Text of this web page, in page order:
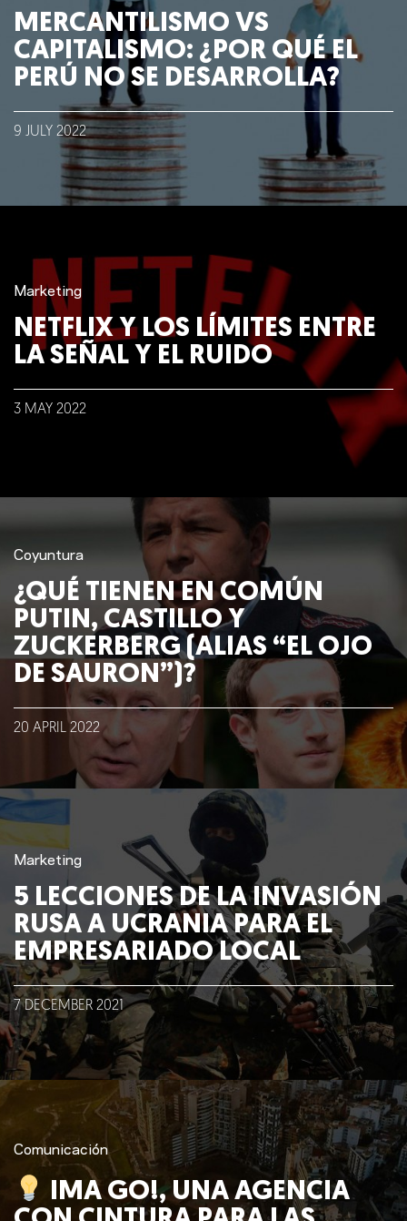
Nosotros
Clientes
Blog
Talento
Conversemos
MERCANTILISMO VS
CAPITALISMO: ¿POR QUÉ EL
PERÚ NO SE DESARROLLA?
9 JULY 2022
Marketing
NETFLIX Y LOS LÍMITES ENTRE
LA SEÑAL Y EL RUIDO
3 MAY 2022
Coyuntura
¿QUÉ TIENEN EN COMÚN
PUTIN, CASTILLO Y
ZUCKERBERG (ALIAS “EL OJO
DE SAURON”)?
20 APRIL 2022
Marketing
5 LECCIONES DE LA INVASIÓN
RUSA A UCRANIA PARA EL
EMPRESARIADO LOCAL
7 DECEMBER 2021
Comunicación
IMA GO!, UNA AGENCIA